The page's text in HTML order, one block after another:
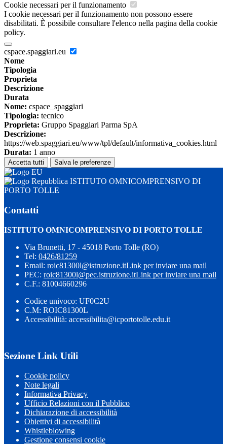
Cookie necessari per il funzionamento
I cookie necessari per il funzionamento non possono essere
disabilitati. È possibile consultare l'elenco nella pagina della cookie
policy.
cspace.spaggiari.eu
Nome
Tipologia
Proprieta
Descrizione
Durata
Nome: cspace_spaggiari
Tipologia: tecnico
Proprieta: Gruppo Spaggiari Parma SpA
Descrizione:
https://web.spaggiari.eu/www/tpl/default/informativa_cookies.html
Durata: 1 anno
Accetta tutti Salva le preferenze
ISTITUTO OMNICOMPRENSIVO DI
PORTO TOLLE
Contatti
ISTITUTO OMNICOMPRENSIVO DI PORTO TOLLE
Via Brunetti, 17 - 45018 Porto Tolle (RO)
Tel: 0426/81259
Email: roic81300l@istruzione.itLink per inviare una mail
PEC: roic81300l@pec.istruzione.itLink per inviare una mail
C.F.: 81004660296
Codice univoco: UF0C2U
C.M: ROIC81300L
Accessibilità: accessibilita@icportotolle.edu.it
Sezione Link Utili
Cookie policy
Note legali
Informativa Privacy
Ufficio Relazioni con il Pubblico
Dichiarazione di accessibilità
Obiettivi di accessibilità
Whistleblowing
Gestione consensi cookie